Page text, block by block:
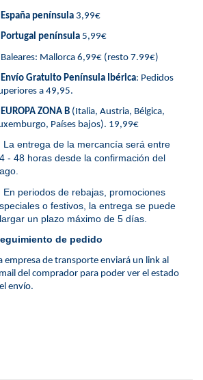
España península3,99€
Portugal península5,99€
Baleares: Mallorca 6,99€ (resto 7.99€)
Envío Gratuito Península Ibérica: Pedidos
a 49,95.
ZONA B(Italia, Austria, Bélgica,
Países bajos). 19,99€
La entrega de la mercancía será entre
- 48 horas desde la confirmación del
En periodos de rebajas, promociones
o festivos, la entrega se puede
un plazo máximo de 5 días.
de pedido
empresa de transporte enviará un link al
del comprador para poder ver el estado
envío.